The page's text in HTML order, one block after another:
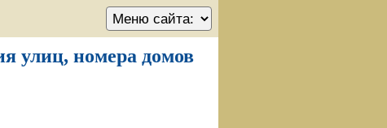
улиц, номера домов